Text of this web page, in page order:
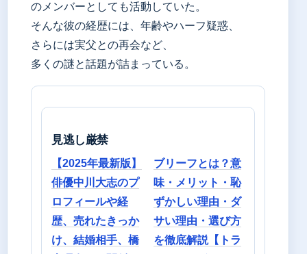
のメンバーとしても活動していた。
そんな彼の経歴には、年齢やハーフ疑惑、
さらには実父との再会など、
多くの謎と話題が詰まっている。
見逃し厳禁
【2025年最新版】
俳優中川大志のプ
ロフィールや経
歴、売れたきっか
け、結婚相手、橋
ブリーフとは？意
味・メリット・恥
ずかしい理由・ダ
サい理由・選び方
を徹底解説【トラ